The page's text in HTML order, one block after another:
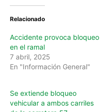
Relacionado
Accidente provoca bloqueo
en el ramal
7 abril, 2025
En "Información General"
Se extiende bloqueo
vehicular a ambos carriles